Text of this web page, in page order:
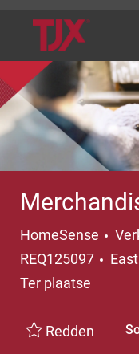
HomeSense
REQ125097
Ter plaatse
Redden